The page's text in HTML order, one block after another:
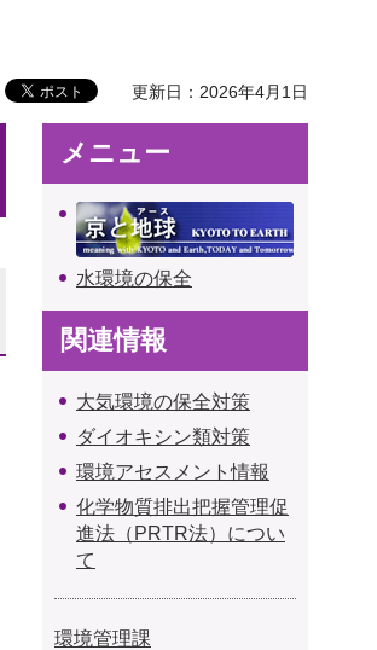
更新日：2026年4月1日
メニュー
水環境の保全
関連情報
大気環境の保全対策
ダイオキシン類対策
環境アセスメント情報
化学物質排出把握管理促
進法（PRTR法）につい
て
環境管理課